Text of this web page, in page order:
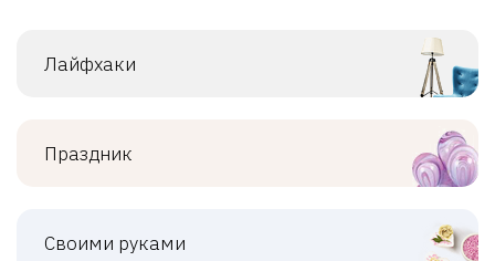
Лайфхаки
Праздник
Своими руками